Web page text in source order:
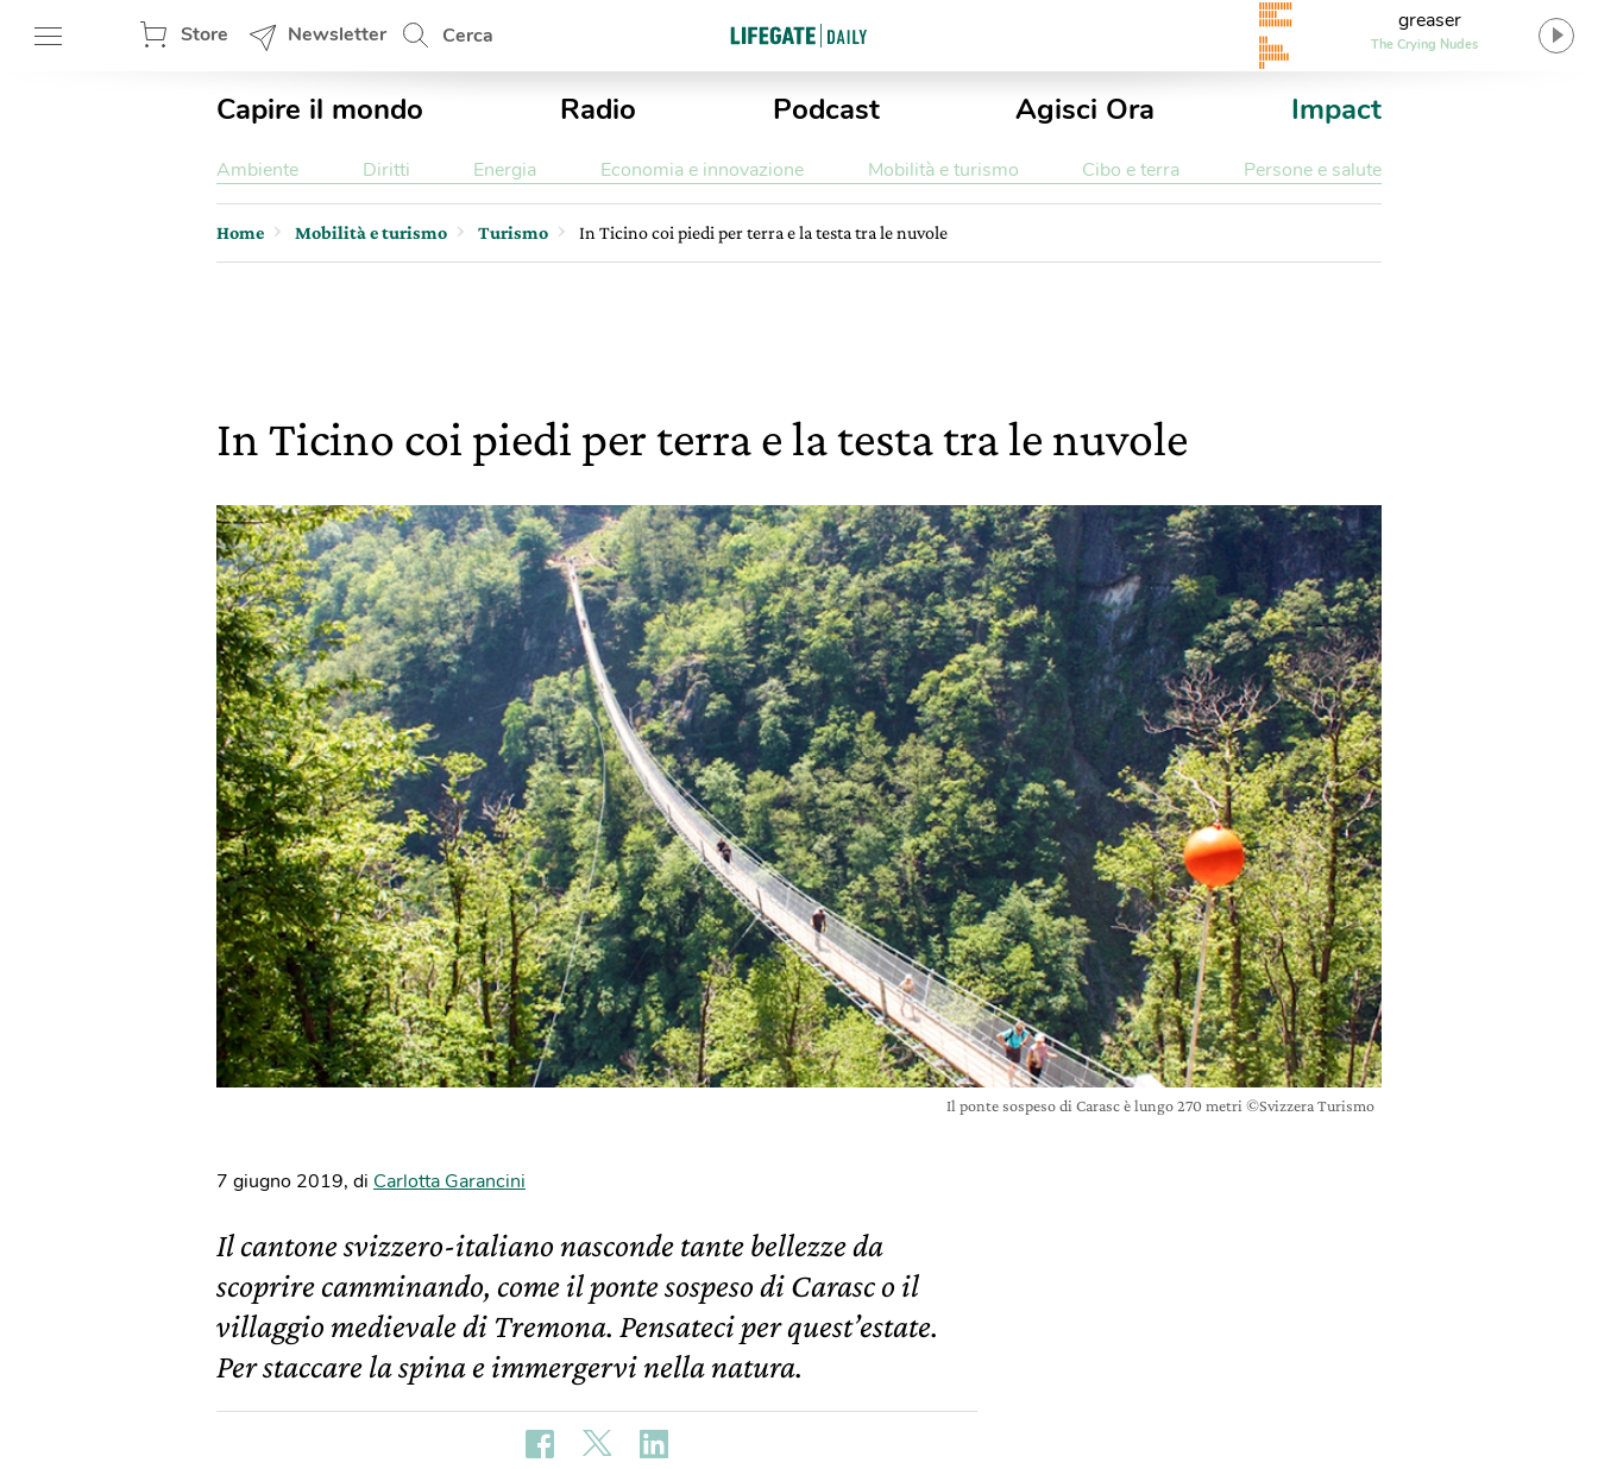
Store Newsletter Cerca
greaser
The Crying Nudes
Capire il mondo Radio Podcast Agisci Ora Impact
Ambiente Diritti Energia Economia e innovazione Mobilità e turismo Cibo e terra Persone e salute
Home Mobilità e turismo Turismo In Ticino coi piedi per terra e la testa tra le nuvole
In Ticino coi piedi per terra e la testa tra le nuvole
Il ponte sospeso di Carasc è lungo 270 metri ©Svizzera Turismo
7 giugno 2019, di Carlotta Garancini
Il cantone svizzero-italiano nasconde tante bellezze da
scoprire camminando, come il ponte sospeso di Carasc o il
villaggio medievale di Tremona. Pensateci per quest’estate.
Per staccare la spina e immergervi nella natura.